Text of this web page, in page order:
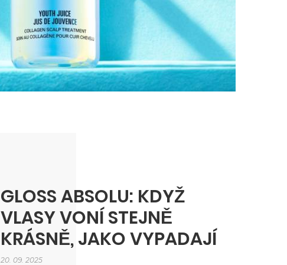
GLOSS ABSOLU: KDYŽ
VLASY VONÍ STEJNĚ
KRÁSNĚ, JAKO VYPADAJÍ
20. 09. 2025